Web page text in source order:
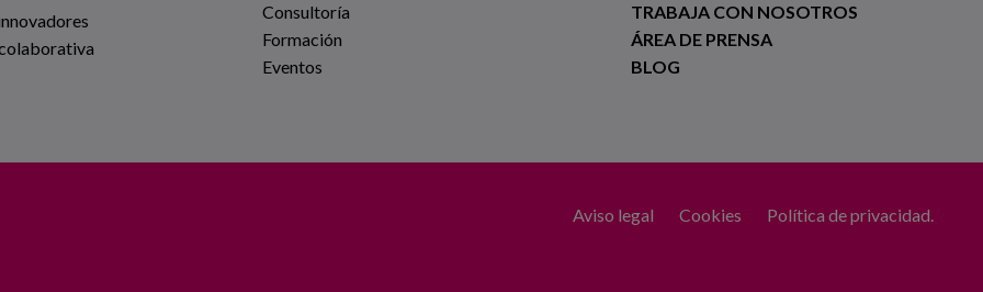
Consultoría
Formación
Eventos
TRABAJA CON NOSOTROS
ÁREA DE PRENSA
BLOG
Aviso legal Cookies Política de privacidad.